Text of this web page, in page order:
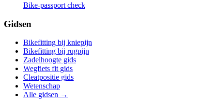
Bike-passport check
Gidsen
Bikefitting bij kniepijn
Bikefitting bij rugpijn
Zadelhoogte gids
Wegfiets fit gids
Cleatpositie gids
Wetenschap
Alle gidsen →